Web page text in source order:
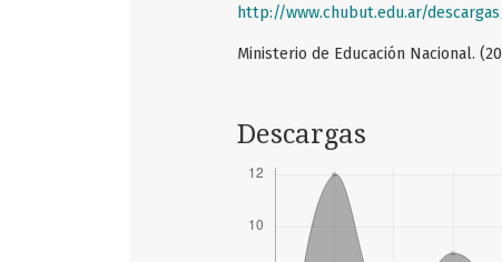
http://www.chubut.edu.ar/
Ministerio de Educación Nacional.
Descargas